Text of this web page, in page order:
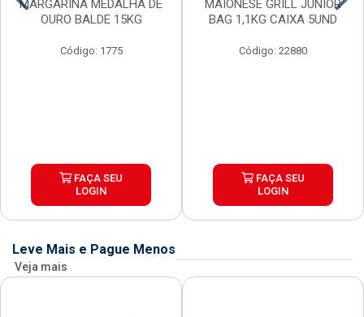
MARGARINA MEDALHA DE
OURO BALDE 15KG
Código: 1775
FAÇA SEU
LOGIN
MAIONESE GRILL JUNIOR
BAG 1,1KG CAIXA 5UND
Código: 22880
FAÇA SEU
LOGIN
Leve Mais e Pague Menos
Veja mais